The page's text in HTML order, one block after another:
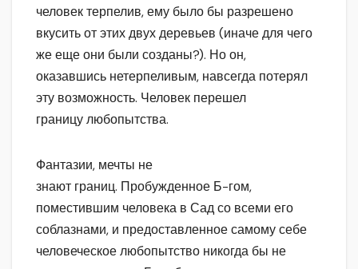
человек терпелив, ему было бы разрешено
вкусить от этих двух деревьев (иначе для чего
же еще они были созданы?). Но он,
оказавшись нетерпеливым, навсегда потерял
эту возможность. Человек перешел
границу любопытства.
Фантазии, мечты не
знают границ. Пробужденное Б-гом,
поместившим человека в Сад со всеми его
соблазнами, и предоставленное самому себе
человеческое любопытство никогда бы не